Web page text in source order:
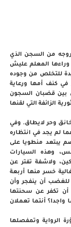
من السجن الذي
المعلم عليش
للتخلص من وجوده
في كنف أمها ورعاية
بين قضبان السجون
الزائفة التي لقنها
وحر لايطاق. وفي
لم يجد في انتظاره
يبتعد منطويا على
وهذه السيارات
ولاشفة تفتر عن
خسر منها أربعة
للغضب أن ينفجر وأن
أن تكفر عن سحنتها
أنتما تعملان
الرواية وتمفصلها